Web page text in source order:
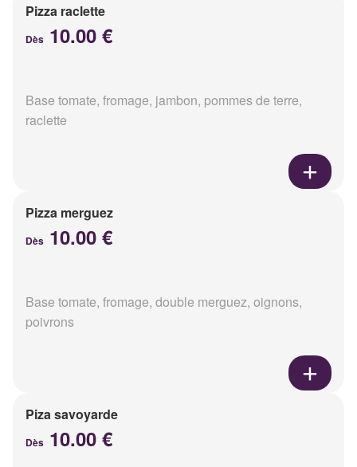
Pizza raclette
Dès 10.00 €
Base tomate, fromage, jambon, pommes de terre,
raclette
Pizza merguez
Dès 10.00 €
Base tomate, fromage, double merguez, oignons,
poivrons
Piza savoyarde
Dès 10.00 €